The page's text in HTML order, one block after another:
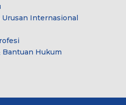
Urusan Internasional
Bantuan Hukum